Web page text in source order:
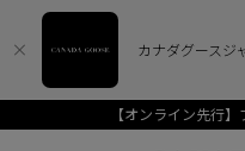
【オンライン先行
カナダグースジ